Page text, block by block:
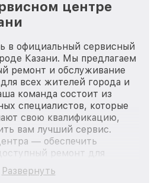
центре
в официальный сервисный
Казани. Мы предлагаем
ремонт и обслуживание
всех жителей города и
команда состоит из
специалистов, которые
свою квалификацию,
вам лучший сервис.
— обеспечить
ремонт для
продукции Venox, вне
поломки. Мы
Развернуть